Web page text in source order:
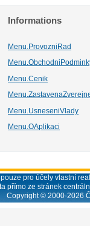
Informations
Menu.ProvozniRad
Menu.Cenik
Menu.UsneseniVlady
Menu.OAplikaci
pro účely vlastní
přímo ze stránek
Copyright © 2000-2026